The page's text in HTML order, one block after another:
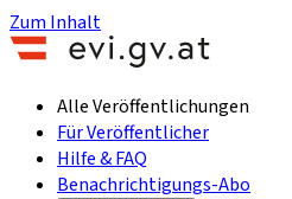
Zum Inhalt
Alle Veröffentlichungen
Für Veröffentlicher
Hilfe & FAQ
Benachrichtigungs-Abo